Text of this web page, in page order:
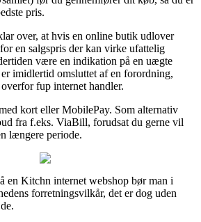
pris.
over, at hvis en online butik udlover
en salgspris der kan virke ufattelig
være en indikation på en uægte
imidlertid omsluttet af en forordning,
fup internet handler.
kort eller MobilePay. Som alternativ
fra f.eks. ViaBill, forudsat du gerne vil
længere periode.
en Kitchn internet webshop bør man i
forretningsvilkår, det er dog uden